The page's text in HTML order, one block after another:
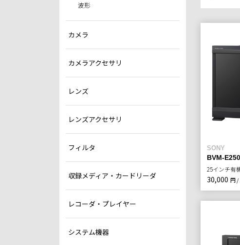
SONY
BVM-E250
25インチ有
30,000 円 /
波形
カメラ
カメラアクセサリ
レンズ
レンズアクセサリ
フィルタ
収録メディア・カードリーダ
レコーダ・プレイヤー
システム機器